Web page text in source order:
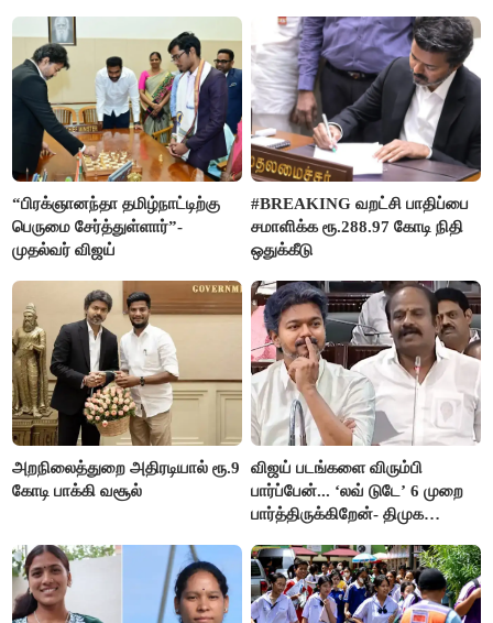
“பிரக்ஞானந்தா தமிழ்நாட்டிற்கு
பெருமை சேர்த்துள்ளார்”-
முதல்வர் விஜய்
#BREAKING வறட்சி பாதிப்பை
சமாளிக்க ரூ.288.97 கோடி நிதி
ஒதுக்கீடு
அறநிலைத்துறை அதிரடியால் ரூ.9
கோடி பாக்கி வசூல்
விஜய் படங்களை விரும்பி
பார்ப்பேன்... ‘லவ் டுடே’ 6 முறை
பார்த்திருக்கிறேன்- திமுக